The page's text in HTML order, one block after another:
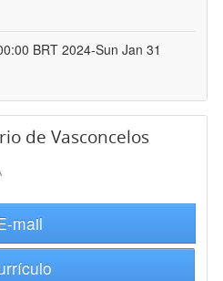
BRT 2024-Sun Jan 31
de Vasconcelos
mail